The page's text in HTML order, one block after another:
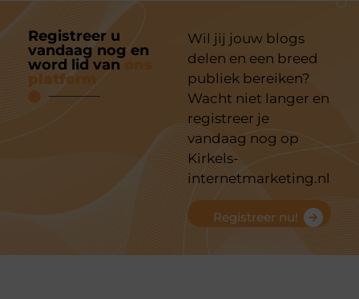
Registreer u
vandaag nog en
word lid van
platform
Wil jij jouw blogs
delen en een breed
publiek bereiken?
Wacht niet langer en
registreer je
vandaag nog op
Kirkels-
internetmarketing.nl
Registreer nu!